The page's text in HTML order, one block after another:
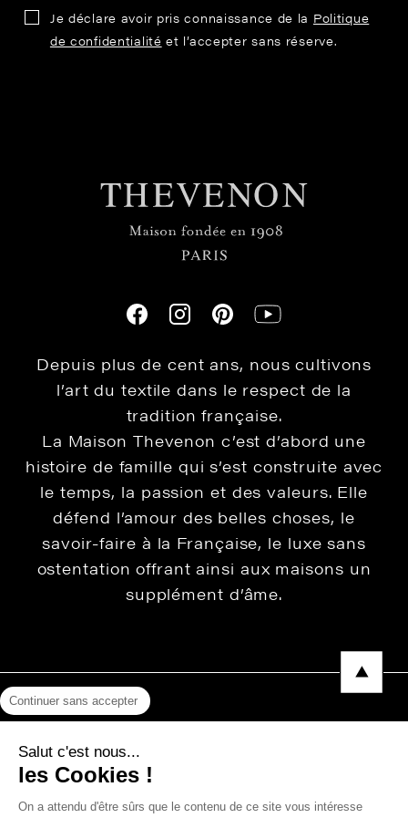
Je déclare avoir pris connaissance de la Politique
de confidentialité et l’accepter sans réserve.
Depuis plus de cent ans, nous cultivons
l’art du textile dans le respect de la
tradition française.
La Maison Thevenon c’est d’abord une
histoire de famille qui s’est construite avec
le temps, la passion et des valeurs. Elle
défend l’amour des belles choses, le
savoir-faire à la Française, le luxe sans
ostentation offrant ainsi aux maisons un
supplément d’âme.
Protection des données
Photos, Vidéos & Catalogues
Continuer sans accepter
Salut c'est nous...
les Cookies !
On a attendu d'être sûrs que le contenu de ce site vous intéresse